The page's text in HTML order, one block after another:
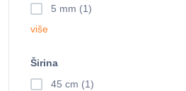
5 mm (1)
više
Širina
45 cm (1)